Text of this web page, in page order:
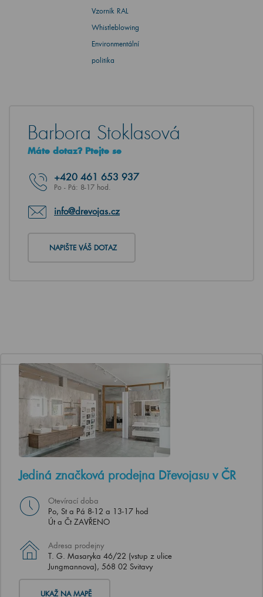
Vzorník RAL
Whistleblowing
Environmentální
politika
Barbora Stoklasová
Máte dotaz? Ptejte se
+420 461 653 937
Po - Pá: 8-17 hod.
info@drevojas.cz
NAPIŠTE VÁŠ DOTAZ
Jediná značková prodejna Dřevojasu v ČR
Otevírací doba
Po, St a Pá 8-12 a 13-17 hod
Út a Čt ZAVŘENO
Adresa prodejny
T. G. Masaryka 46/22 (vstup z ulice
Jungmannova), 568 02 Svitavy
UKAŽ NA MAPĚ